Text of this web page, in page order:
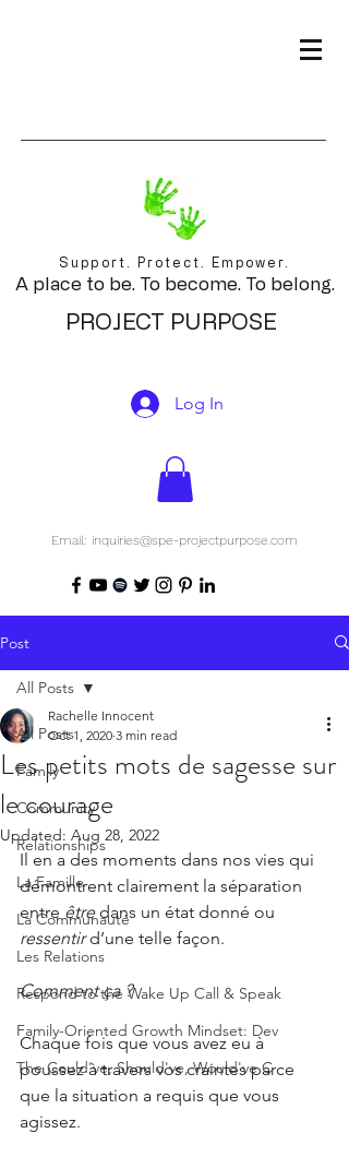
Support. Protect. Empower.
A place to be. To become. To belong.
PROJECT PURPOSE
Log In
Email: inquiries@spe-projectpurpose.com
Post
All Posts
Family
Community
Relationships
La Famille
La Communauté
Les Relations
Respond to the Wake Up Call & Speak
Family-Oriented Growth Mindset: Dev
The Could've, Should've, Would've C
All Posts
Les petits mots de sagesse sur
le courage
Rachelle Innocent
Oct 1, 2020 3 min read
Updated: Aug 28, 2022
Il en a des moments dans nos vies qui
démontrent clairement la séparation
entre être dans un état donné ou
ressentir d’une telle façon.
Comment ça ?
Chaque fois que vous avez eu à
poussez à travers vos craintes parce
que la situation a requis que vous
agissez.